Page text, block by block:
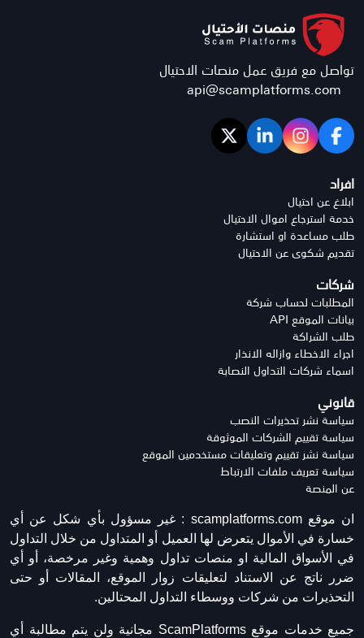
تواصل مع فريق عمل منصات الاحتيال
api@scamplatforms.com
افراد
ابلاغ عن احتيال
خدمة استرجاع اموال الاحتيال
طلب مساعدة او استشارة
تقديم شكوى عن الاحتيال
شركات
المطلبات لحساب شركة
بيانات الموقع API
طلب الشراكة
اجراء الاخطاء وازاله الانذار
اسماء شركات التداول النصابة
قانوني
سياسة نشر تحذيرات النصب
سياسة تقييم الشركات الموثوقة
سياسة نشر تقييم وتعليقات مستخدمين الموقع
سياسة تعريف ملفات الارتباط
عن المنصة
ان موقع scamplatforms.com :
غير مسؤول بأي شكل عن أي
خسارة في الأموال يتعرض لها العميل أو المتداول من خلال التداول
في الأسواق المالية او منصات تداول وهمية وغير مرخصة، أو أي
ضرر ناتج عن الاستناد لتعليقات زوار الموقع، المقالات أو حتى
التحذيرات من شركات ووسطاء التداول المحتالين.
جميع خدمات موقع ScamPlatforms مجانية ولن يتم مطالبة أي